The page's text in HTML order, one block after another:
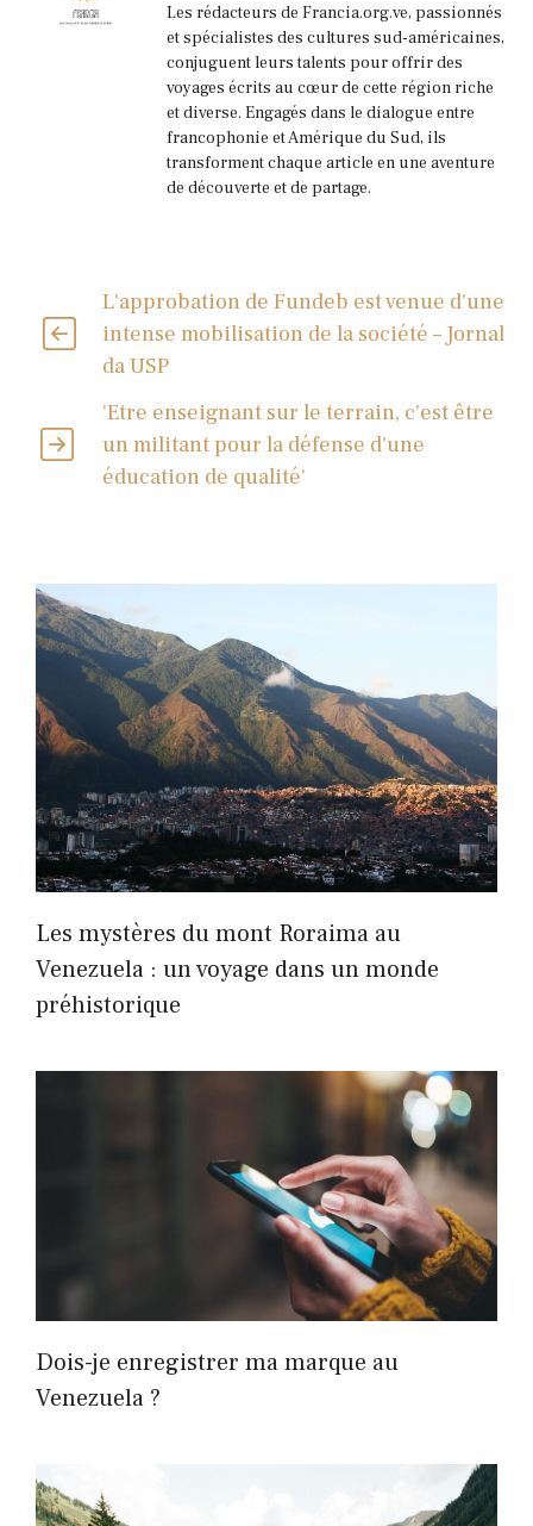
Les rédacteurs de Francia.org.ve, passionnés
et spécialistes des cultures sud-américaines,
conjuguent leurs talents pour offrir des
voyages écrits au cœur de cette région riche
et diverse. Engagés dans le dialogue entre
francophonie et Amérique du Sud, ils
transforment chaque article en une aventure
de découverte et de partage.
L'approbation de Fundeb est venue d'une
intense mobilisation de la société – Jornal
da USP
'Etre enseignant sur le terrain, c'est être
un militant pour la défense d'une
éducation de qualité'
Les mystères du mont Roraima au
Venezuela : un voyage dans un monde
préhistorique
Dois-je enregistrer ma marque au
Venezuela ?